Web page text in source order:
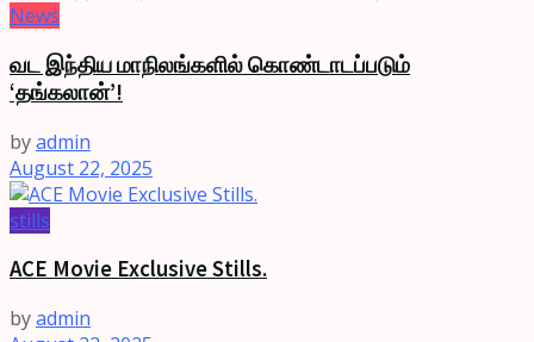
News
வட இந்திய மாநிலங்களில் கொண்டாடப்படும்
‘தங்கலான்’!
byadmin
August 22, 2025
stills
ACE Movie Exclusive Stills.
byadmin